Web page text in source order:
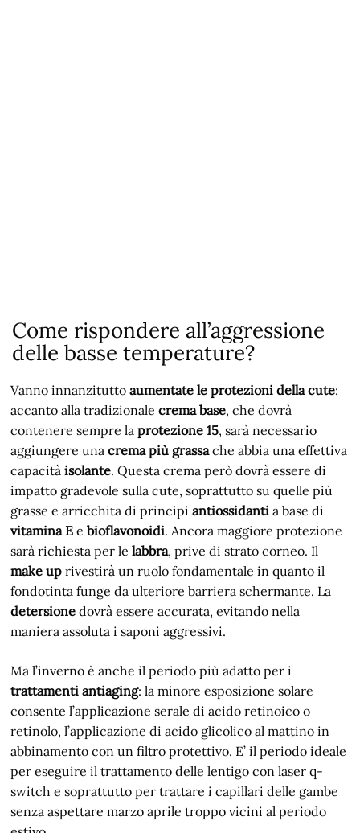
Come rispondere all’aggressione
delle basse temperature?
Vanno innanzituttoaumentate le protezioni della cute:
accanto alla tradizionalecrema base, che dovrà
contenere sempre laprotezione 15, sarà necessario
aggiungere unacrema più grassache abbia una effettiva
capacitàisolante. Questa crema però dovrà essere di
impatto gradevole sulla cute, soprattutto su quelle più
grasse e arricchita di principiantiossidantia base di
vitamina E ebioflavonoidi. Ancora maggiore protezione
sarà richiesta per lelabbra, prive di strato corneo. Il
make up rivestirà un ruolo fondamentale in quanto il
fondotinta funge da ulteriore barriera schermante. La
detersionedovrà essere accurata, evitando nella
maniera assoluta i saponi aggressivi.
Ma l’inverno è anche il periodo più adatto per i
trattamenti antiaging: la minore esposizione solare
consente l’applicazione serale di acido retinoico o
retinolo, l’applicazione di acido glicolico al mattino in
abbinamento con un filtro protettivo. E’ il periodo ideale
per eseguire il trattamento delle lentigo con laser q-
switch e soprattutto per trattare i capillari delle gambe
senza aspettare marzo aprile troppo vicini al periodo